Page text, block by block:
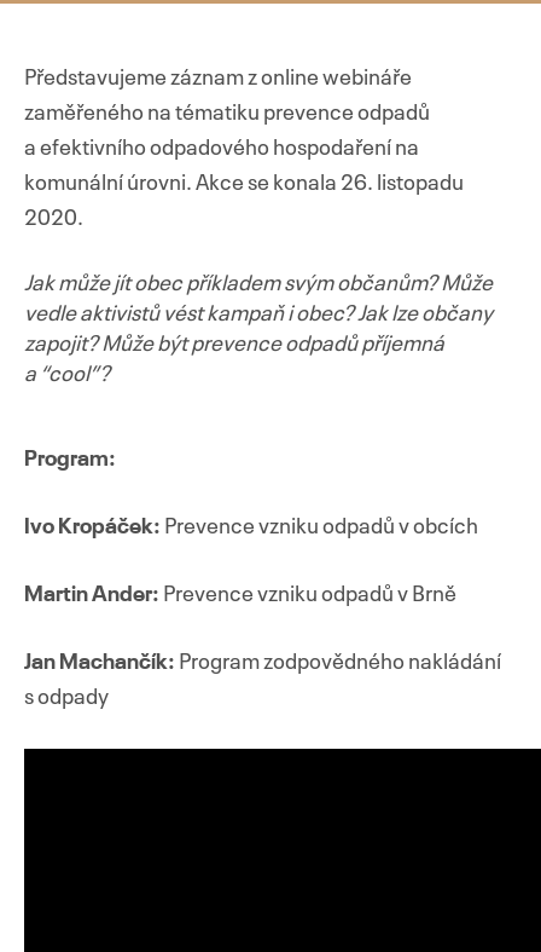
Představujeme záznam z online webináře
zaměřeného na tématiku prevence odpadů
a efektivního odpadového hospodaření na
komunální úrovni. Akce se konala 26. listopadu
2020.
Jak může jít obec příkladem svým občanům? Může
vedle aktivistů vést kampaň i obec? Jak lze občany
zapojit? Může být prevence odpadů příjemná
a “cool”?
Program:
Ivo Kropáček: Prevence vzniku odpadů v obcích
Martin Ander: Prevence vzniku odpadů v Brně
Jan Machančík: Program zodpovědného nakládání
s odpady